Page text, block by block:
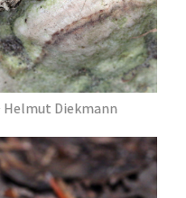
Helmut Diekmann